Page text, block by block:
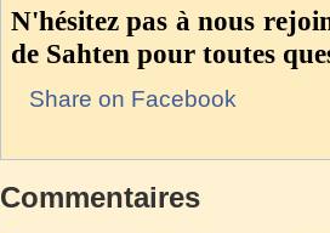
N'hésitez pas à nous
de Sahten pour toutes
Share on Facebook
Commentaires